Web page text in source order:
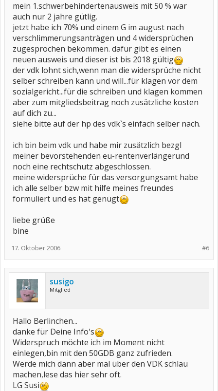
mein 1.schwerbehindertenausweis mit 50 % war
auch nur 2 jahre gütlig.
jetzt habe ich 70% und einem G im august nach
verschlimmerungsanträgen und 4 widersprüchen
zugesprochen bekommen. dafür gibt es einen
neuen ausweis und dieser ist bis 2018 gültig
der vdk lohnt sich,wenn man die widersprüche nicht
selber schreiben kann und will...für klagen vor dem
sozialgericht...für die schreiben und klagen kommen
aber zum mitgliedsbeitrag noch zusätzliche kosten
auf dich zu...
siehe bitte auf der hp des vdk`s einfach selber nach.
ich bin beim vdk und habe mir zusätzlich bezgl
meiner bevorstehenden eu-rentenverlängerund
noch eine rechtschutz abgeschlossen.
meine widersprüche für das versorgungsamt habe
ich alle selber bzw mit hilfe meines freundes
formuliert und es hat genügt
liebe grüße
bine
#6
17. Oktober 2006
susigo
Mitglied
Hallo Berlinchen...
danke für Deine Info's
Widerspruch möchte ich im Moment nicht
einlegen,bin mit den 50GDB ganz zufrieden.
Werde mich dann aber mal über den VDK schlau
machen,lese das hier sehr oft.
LG Susi